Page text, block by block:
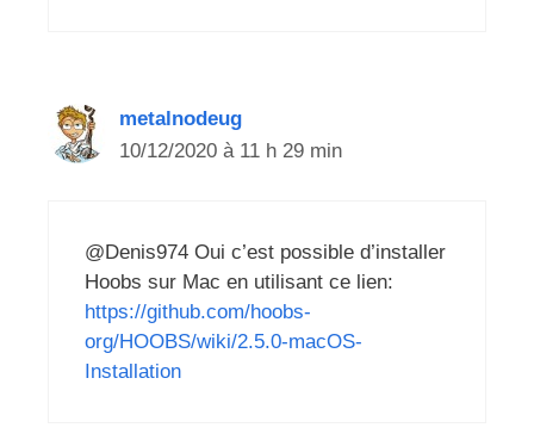
metalnodeug
10/12/2020 à 11 h 29 min
@Denis974 Oui c’est possible d’installer
Hoobs sur Mac en utilisant ce lien:
https://github.com/hoobs-
org/HOOBS/wiki/2.5.0-macOS-
Installation